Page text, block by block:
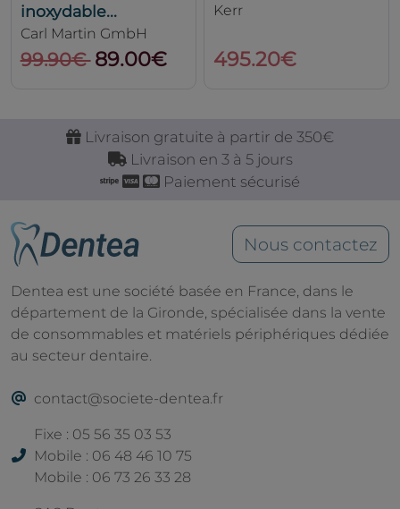
inoxydable...
Carl Martin GmbH
99.90€ 89.00€
Kerr
495.20€
Livraison gratuite à partir de 350€
Livraison en 3 à 5 jours
Paiement sécurisé
Nous contactez
Dentea est une société basée en France, dans le
département de la Gironde, spécialisée dans la vente
de consommables et matériels périphériques dédiée
au secteur dentaire.
contact@societe-dentea.fr
Fixe : 05 56 35 03 53
Mobile : 06 48 46 10 75
Mobile : 06 73 26 33 28